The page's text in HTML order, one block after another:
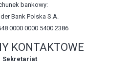
bankowy:
Bank Polska S.A.
0000 0000 5400 2386
KONTAKTOWE
Sekretariat